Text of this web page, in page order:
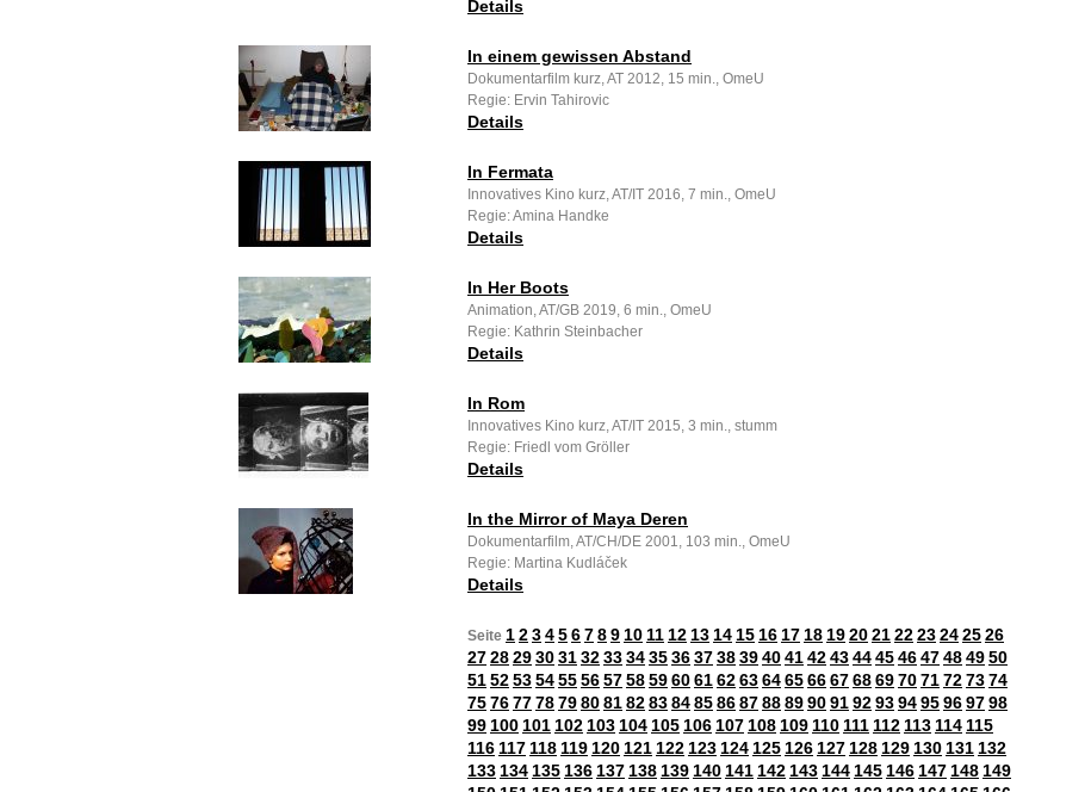
Details
In einem gewissen Abstand
Dokumentarfilm kurz, AT 2012, 15 min., OmeU
Regie: Ervin Tahirovic
Details
In Fermata
Innovatives Kino kurz, AT/IT 2016, 7 min., OmeU
Regie: Amina Handke
Details
In Her Boots
Animation, AT/GB 2019, 6 min., OmeU
Regie: Kathrin Steinbacher
Details
In Rom
Innovatives Kino kurz, AT/IT 2015, 3 min., stumm
Regie: Friedl vom Gröller
Details
In the Mirror of Maya Deren
Dokumentarfilm, AT/CH/DE 2001, 103 min., OmeU
Regie: Martina Kudláček
Details
Seite 123456789 10 11 12 13 14 15 16 17 18 1920212223242526
272829303132333435363738394041424344454647484950
515253545556575859606162636465666768697071727374
757677787980818283848586878889909192939495969798
99 100 101 102 103 104 105 106 107 108 109 110 111 112 113 114 115
116 117 118 119 120 121 122 123 124 125 126 127 128 129 130 131 132
133 134 135 136 137 138 139 140 141 142 143 144 145 146 147 148 149